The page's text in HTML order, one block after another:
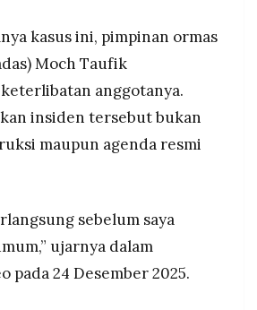
kasus ini, pimpinan ormas
Moch Taufik
anggotanya.
insiden tersebut bukan
maupun agenda resmi
sebelum saya
ujarnya dalam
pada 24 Desember 2025.